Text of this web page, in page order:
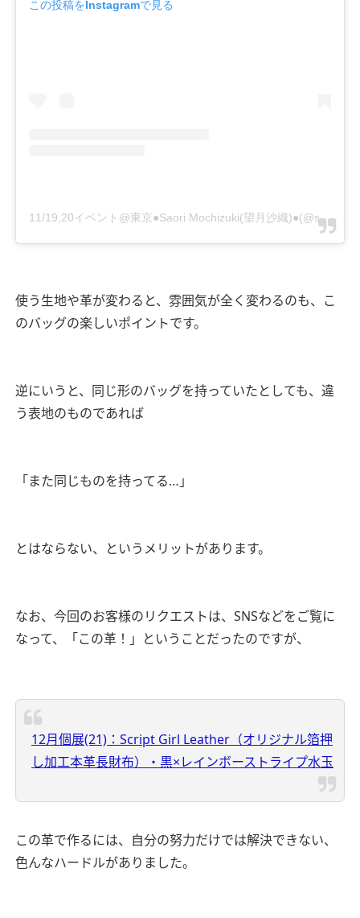
この投稿をInstagramで見る
11/19,20イベント@東京●Saori Mochizuki(望月沙織)●(@saorimochizuki)がシェアした投稿
使う生地や革が変わると、雰囲気が全く変わるのも、こ
のバッグの楽しいポイントです。
逆にいうと、同じ形のバッグを持っていたとしても、違
う表地のものであれば
「また同じものを持ってる…」
とはならない、というメリットがあります。
なお、今回のお客様のリクエストは、SNSなどをご覧に
なって、「この革！」ということだったのですが、
12月個展(21)：Script Girl Leather（オリジナル箔押
し加工本革長財布）・黒×レインボーストライプ水玉
この革で作るには、自分の努力だけでは解決できない、
色んなハードルがありました。